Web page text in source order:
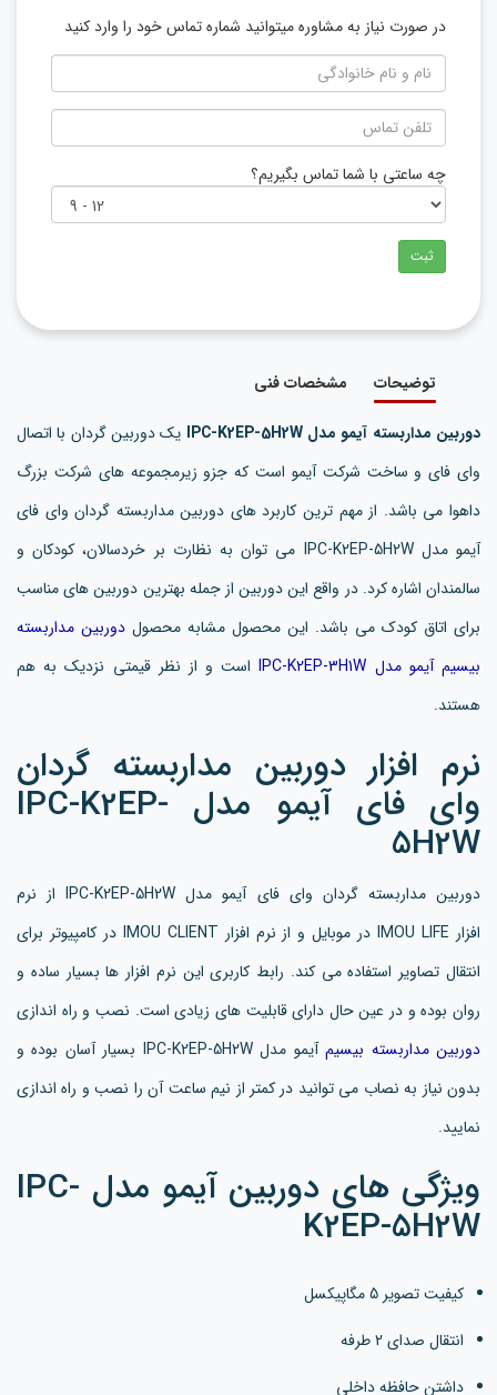
در صورت نیاز به مشاوره میتوانید شماره تماس خود را وارد کنید
چه ساعتی با شما تماس بگیریم؟
ثبت
توضیحات مشخصات فنی
دوربین مداربسته آیمو مدل IPC-K2EP-5H2W
یک دوربین گردان با اتصال
وای فای و ساخت شرکت آیمو است که جزو زیرمجموعه های شرکت بزرگ
داهوا می باشد. از مهم ترین کاربرد های دوربین مداربسته گردان وای فای
آیمو مدل IPC-K2EP-5H2W می توان به نظارت بر خردسالان، کودکان و
سالمندان اشاره کرد. در واقع این دوربین از جمله بهترین دوربین های مناسب
برای اتاق کودک می باشد. این محصول مشابه محصول دوربین مداربسته
بیسیم آیمو مدل IPC-K2EP-3H1W
است و از نظر قیمتی نزدیک به هم
هستند.
نرم افزار دوربین مداربسته گردان
وای فای آیمو مدل IPC-K2EP-
5H2W
دوربین مداربسته گردان وای فای آیمو مدل IPC-K2EP-5H2W از نرم
افزار IMOU LIFE در موبایل و از نرم افزار IMOU CLIENT در کامپیوتر برای
انتقال تصاویر استفاده می کند. رابط کاربری این نرم افزار ها بسیار ساده و
روان بوده و در عین حال دارای قابلیت های زیادی است. نصب و راه اندازی
دوربین مداربسته بیسیم
آیمو مدل IPC-K2EP-5H2W بسیار آسان بوده و
بدون نیاز به نصاب می توانید در کمتر از نیم ساعت آن را نصب و راه اندازی
نمایید.
ویژگی های دوربین آیمو مدل IPC-
K2EP-5H2W
کیفیت تصویر 5 مگاپیکسل
انتقال صدای 2 طرفه
داشتن حافظه داخلی